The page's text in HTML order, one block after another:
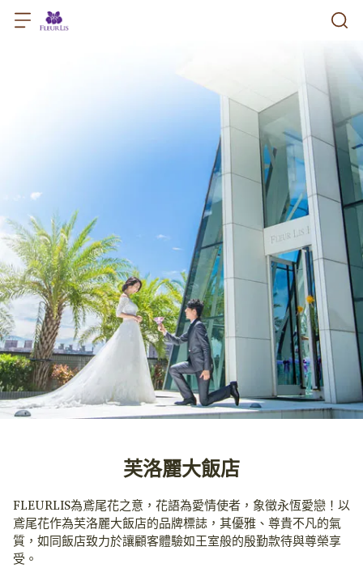
芙洛麗大飯店
FLEURLIS為鳶尾花之意，花語為愛情使者，象徵永恆愛戀！以
鳶尾花作為芙洛麗大飯店的品牌標誌，其優雅、尊貴不凡的氣
質，如同飯店致力於讓顧客體驗如王室般的殷勤款待與尊榮享
受。